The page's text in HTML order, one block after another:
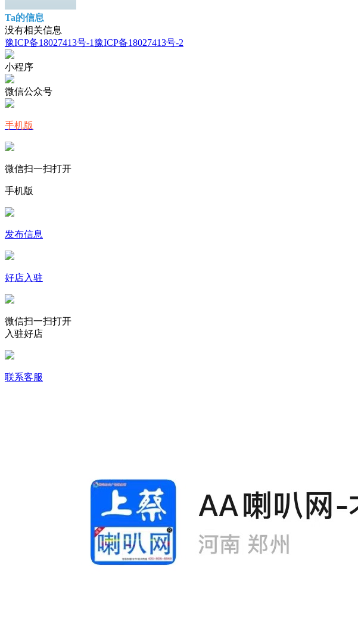
Ta的信息
没有相关信息
豫ICP备18027413号-1豫ICP备18027413号-2
小程序
微信公众号
手机版
微信扫一扫打开
手机版
发布信息
好店入驻
微信扫一扫打开
入驻好店
联系客服